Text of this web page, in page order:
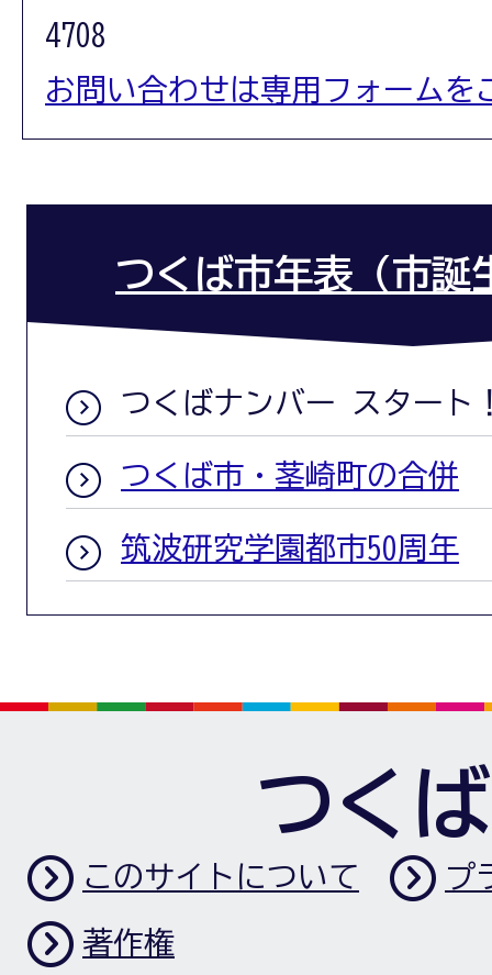
4708
お問い合わせは専用フォームを
つくば市年表（市誕
つくばナンバー スタート
つくば市・茎崎町の合併
筑波研究学園都市50周年
つく
このサイトについて プ
著作権